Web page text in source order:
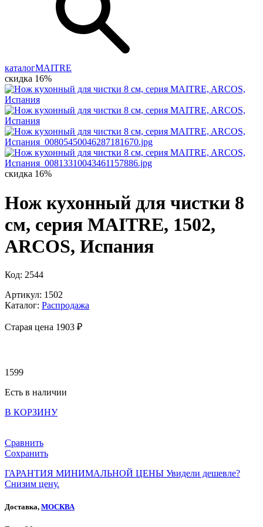
каталогMAITRE
скидка 16%
скидка 16%
Нож кухонный для чистки 8
см, серия MAITRE, 1502,
ARCOS, Испания
Код: 2544
Артикул: 1502
Каталог: Распродажа
Старая цена 1903 ₽
1599
Есть в наличии
В КОРЗИНУ
Сравнить
Сохранить
ГАРАНТИЯ МИНИМАЛЬНОЙ ЦЕНЫ Увидели дешевле?
Снизим цену.
Доставка, МОСКВА